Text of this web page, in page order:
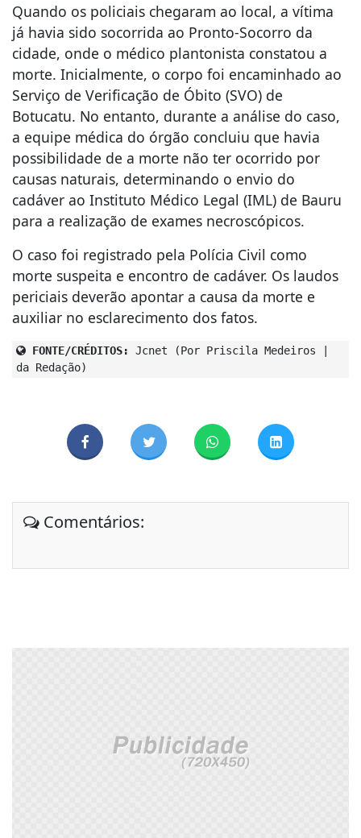
Quando os policiais chegaram ao local, a vítima
já havia sido socorrida ao Pronto-Socorro da
cidade, onde o médico plantonista constatou a
morte. Inicialmente, o corpo foi encaminhado ao
Serviço de Verificação de Óbito (SVO) de
Botucatu. No entanto, durante a análise do caso,
a equipe médica do órgão concluiu que havia
possibilidade de a morte não ter ocorrido por
causas naturais, determinando o envio do
cadáver ao Instituto Médico Legal (IML) de Bauru
para a realização de exames necroscópicos.
O caso foi registrado pela Polícia Civil como
morte suspeita e encontro de cadáver. Os laudos
periciais deverão apontar a causa da morte e
auxiliar no esclarecimento dos fatos.
FONTE/CRÉDITOS:
Jcnet (Por Priscila Medeiros |
da Redação)
Comentários: